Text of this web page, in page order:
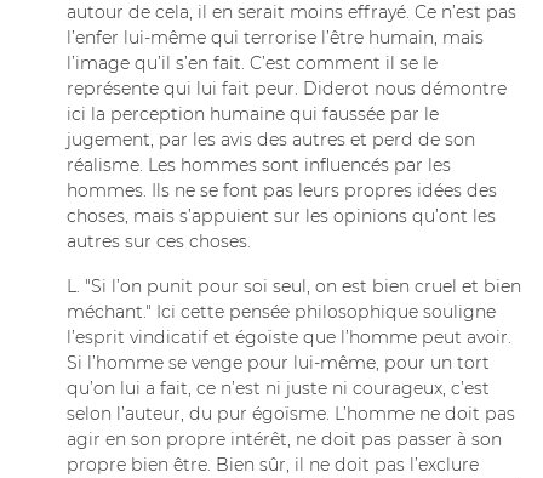
autour de cela, il en serait moins effrayé. Ce n’est pas
l’enfer lui-même qui terrorise l’être humain, mais
l’image qu’il s’en fait. C’est comment il se le
représente qui lui fait peur. Diderot nous démontre
ici la perception humaine qui faussée par le
jugement, par les avis des autres et perd de son
réalisme. Les hommes sont influencés par les
hommes. Ils ne se font pas leurs propres idées des
choses, mais s’appuient sur les opinions qu’ont les
autres sur ces choses.
L. "Si l’on punit pour soi seul, on est bien cruel et bien
méchant." Ici cette pensée philosophique souligne
l’esprit vindicatif et égoïste que l’homme peut avoir.
Si l’homme se venge pour lui-même, pour un tort
qu’on lui a fait, ce n’est ni juste ni courageux, c’est
selon l’auteur, du pur égoïsme. L’homme ne doit pas
agir en son propre intérêt, ne doit pas passer à son
propre bien être. Bien sûr, il ne doit pas l’exclure